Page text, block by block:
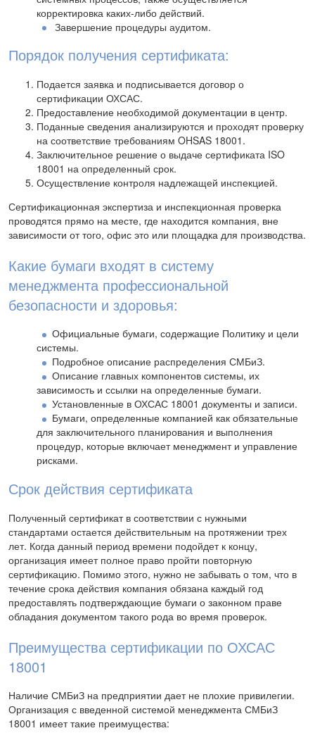
корректировка каких-либо действий.
Завершение процедуры аудитом.
Порядок получения сертификата:
Подается заявка и подписывается договор о
сертификации ОХСАС.
Предоставление необходимой документации в центр.
Поданные сведения анализируются и проходят проверку
на соответствие требованиям OHSAS 18001.
Заключительное решение о выдаче сертификата ISO
18001 на определенный срок.
Осуществление контроля надлежащей инспекцией.
Сертификационная экспертиза и инспекционная проверка
проводятся прямо на месте, где находится компания, вне
зависимости от того, офис это или площадка для производства.
Какие бумаги входят в систему
менеджмента профессиональной
безопасности и здоровья:
Официальные бумаги, содержащие Политику и цели
системы.
Подробное описание распределения СМБиЗ.
Описание главных компонентов системы, их
зависимость и ссылки на определенные бумаги.
Установленные в ОХСАС 18001 документы и записи.
Бумаги, определенные компанией как обязательные
для заключительного планирования и выполнения
процедур, которые включает менеджмент и управление
рисками.
Срок действия сертификата
Полученный сертификат в соответствии с нужными
стандартами остается действительным на протяжении трех
лет. Когда данный период времени подойдет к концу,
организация имеет полное право пройти повторную
сертификацию. Помимо этого, нужно не забывать о том, что в
течение срока действия компания обязана каждый год
предоставлять подтверждающие бумаги о законном праве
обладания документом такого рода во время проверок.
Преимущества сертификации по ОХСАС
18001
Наличие СМБиЗ на предприятии дает не плохие привилегии.
Организация с введенной системой менеджмента СМБиЗ
18001 имеет такие преимущества: